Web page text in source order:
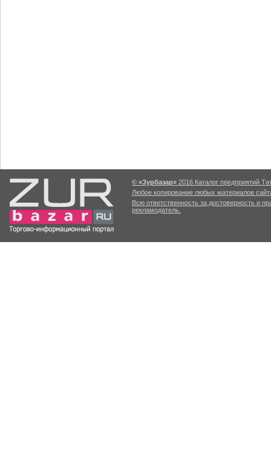
© «Зурбазар» 2016 Каталог предприятий
Любое копирование любых материалов
Всю ответственность за достоверность и
рекламодатель.